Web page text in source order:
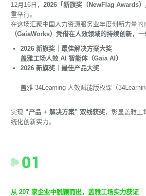
12月16日，2026「新旗奖（NewFlag Awards
重举行。
在这场汇聚中国人力资源服务业年度创新力量的
（GaiaWorks）凭借在人效领域的持续创新，
2026 新旗奖｜最佳解决方案大奖
盖雅工场人效 AI 智能体（Gaia AI）
2026 新旗奖｜最佳产品大奖
盖雅 34Learning 人效赋能版权课（
实现 “产品 + 解决方案” 双线获奖，彰显盖雅工
统化创新实力。
从 207 家企业中脱颖而出，盖雅工场实力获证